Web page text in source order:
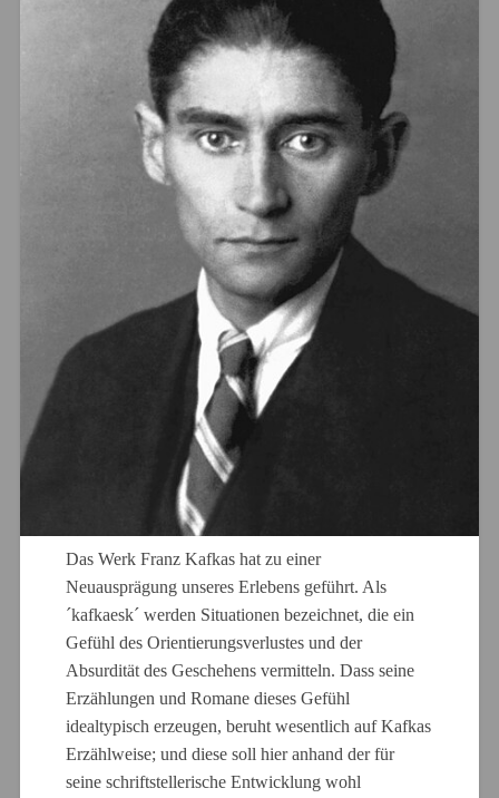
Das Werk Franz Kafkas hat zu einer
Neuausprägung unseres Erlebens geführt. Als
´kafkaesk´ werden Situationen bezeichnet, die ein
Gefühl des Orientierungsverlustes und der
Absurdität des Geschehens vermitteln. Dass seine
Erzählungen und Romane dieses Gefühl
idealtypisch erzeugen, beruht wesentlich auf Kafkas
Erzählweise; und diese soll hier anhand der für
seine schriftstellerische Entwicklung wohl